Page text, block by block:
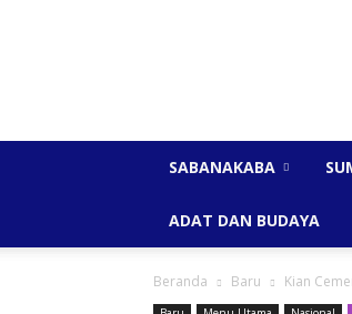
SABANAKABA
ADAT DAN BUDAYA
Beranda Baru Kian